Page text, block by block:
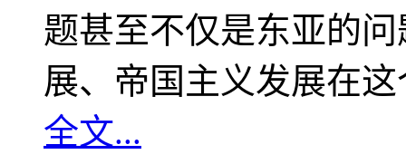
题甚至不仅是东亚的
展、帝国主义发展在
全文...